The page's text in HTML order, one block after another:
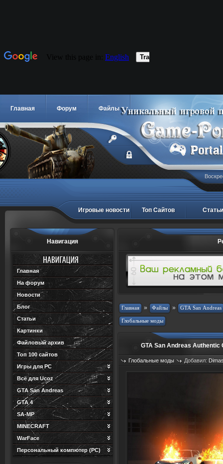
Главная Форум Файлы
Игровые новости Топ Сайтов Статьи
Навигация
Главная
На форум
Новости
Блог
Статьи
Картинки
Файловый архив
Топ 100 сайтов
Игры для PC
Всё для Ucoz
GTA San Andreas
GTA 4
SA-MP
MINECRAFT
WarFace
Персональный компютер (PC)
» »
GTA San Andreas Authentic
Глобальные моды Добавил: